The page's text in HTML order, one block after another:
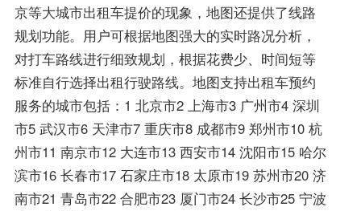
京等大城市出租车提价的现象，地图还提供了线路
规划功能。用户可根据地图强大的实时路况分析，
对打车路线进行细致规划，根据花费少、时间短等
标准自行选择出租行驶路线。地图支持出租车预约
服务的城市包括：1 北京市2 上海市3 广州市4 深圳
市5 武汉市6 天津市7 重庆市8 成都市9 郑州市10 杭
州市11 南京市12 大连市13 西安市14 沈阳市15 哈尔
滨市16 长春市17 石家庄市18 太原市19 苏州市20 济
南市21 青岛市22 合肥市23 厦门市24 长沙市25 宁波